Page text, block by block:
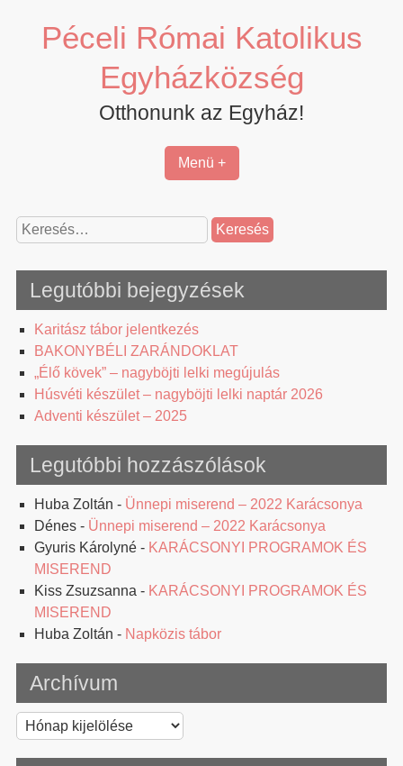
contentPéceli Római Katolikus
Egyházközség
Otthonunk az Egyház!
Menü +
Keresés:
Legutóbbi bejegyzések
Karitász tábor jelentkezés
BAKONYBÉLI ZARÁNDOKLAT
„Élő kövek” – nagyböjti lelki megújulás
Húsvéti készület – nagyböjti lelki naptár 2026
Adventi készület – 2025
Legutóbbi hozzászólások
Huba Zoltán - Ünnepi miserend – 2022 Karácsonya
Dénes- Ünnepi miserend – 2022 Karácsonya
Gyuris Károlyné- KARÁCSONYI PROGRAMOK ÉS
MISEREND
Kiss Zsuzsanna - KARÁCSONYI PROGRAMOK ÉS
MISEREND
Huba Zoltán - Napközis tábor
Archívum
Archívum